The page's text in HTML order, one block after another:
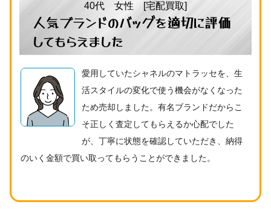
40代 女性 [宅配買取]
人気ブランドのバッグを適切に評価
してもらえました
愛用していたシャネルのマトラッセを、生
活スタイルの変化で使う機会がなくなった
ため売却しました。有名ブランドだからこ
そ正しく査定してもらえるか心配でした
が、丁寧に状態を確認していただき、納得
のいく金額で買い取ってもらうことができました。